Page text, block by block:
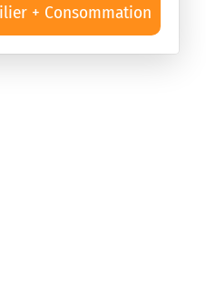
+ Consommation